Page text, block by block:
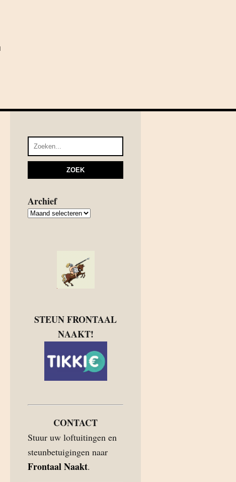
Archief
Archief
STEUN FRONTAAL
NAAKT!
CONTACT
Stuur uw loftuitingen en
steunbetuigingen naar
Frontaal Naakt.